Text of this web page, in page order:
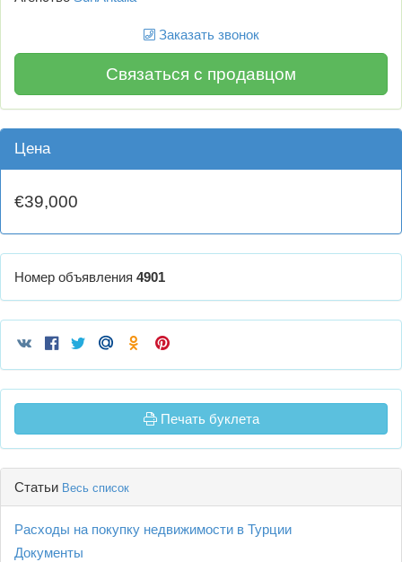
Заказать звонок
Связаться с продавцом
Цена
€39,000
Номер объявления 4901
Печать буклета
Статьи Весь список
Расходы на покупку недвижимости в Турции
Документы